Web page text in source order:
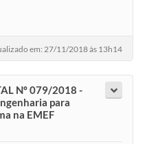
em: 27/11/2018 às 13h14
Nº 079/2018 -
para
na EMEF